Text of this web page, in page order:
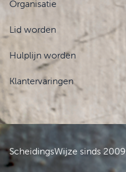
Organisatie
Lid worden
Hulplijn worden
Klantervaringen
ScheidingsWijze sinds 2009